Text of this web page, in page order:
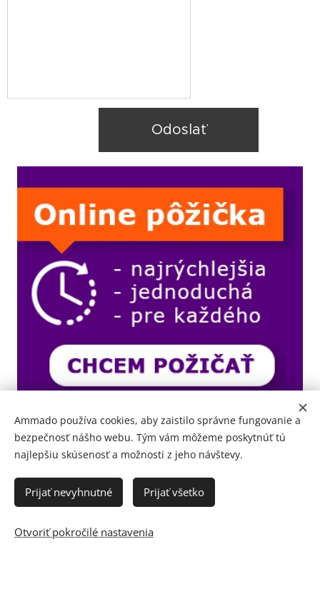
Odoslať
Ammado používa cookies, aby zaistilo správne fungovanie a
bezpečnosť nášho webu. Tým vám môžeme poskytnúť tú
najlepšiu skúsenosť a možnosti z jeho návštevy.
Prijať nevyhnutné Prijať všetko
Otvoriť pokročilé nastavenia